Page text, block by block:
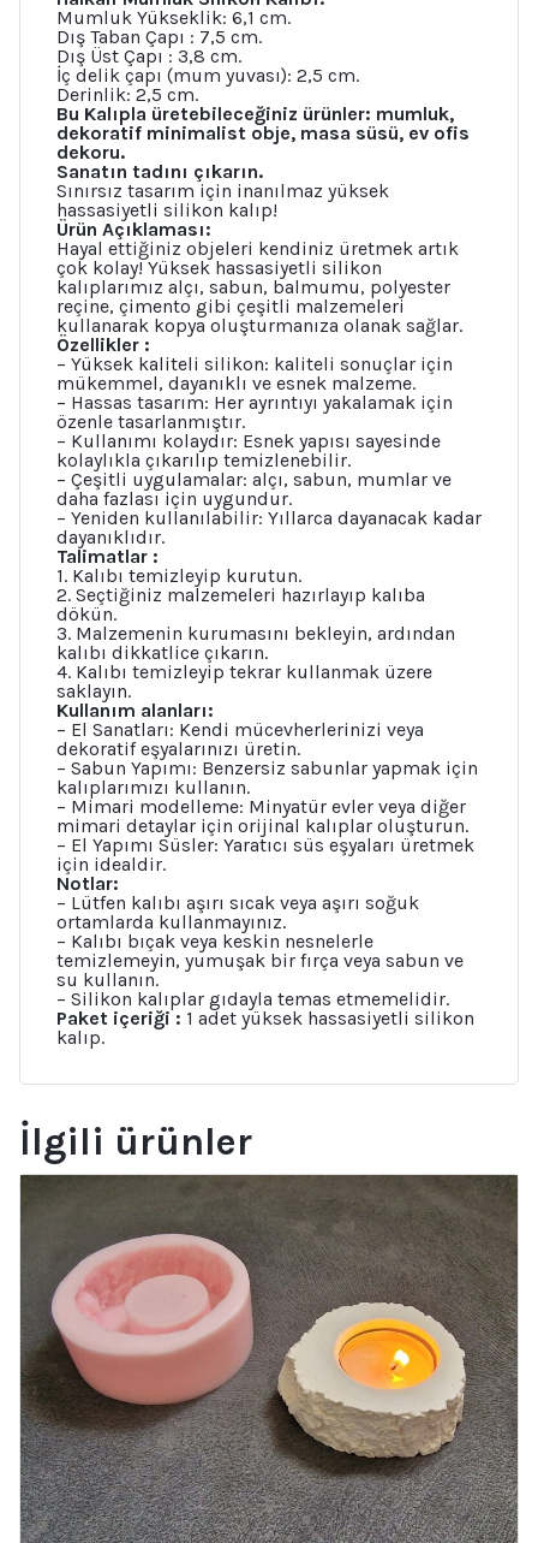
Kalıbı
adet
Mumluk Yükseklik: 6,1 cm.
Dış Taban Çapı : 7,5 cm.
Dış Üst Çapı : 3,8 cm.
İç delik çapı (mum yuvası): 2,5 cm.
Derinlik: 2,5 cm.
Bu Kalıpla üretebileceğiniz ürünler: mumluk,
dekoratif minimalist obje, masa süsü, ev ofis
dekoru.
Sanatın tadını çıkarın.
Sınırsız tasarım için inanılmaz yüksek
hassasiyetli silikon kalıp!
Ürün Açıklaması:
Hayal ettiğiniz objeleri kendiniz üretmek artık
çok kolay! Yüksek hassasiyetli silikon
kalıplarımız alçı, sabun, balmumu, polyester
reçine, çimento gibi çeşitli malzemeleri
kullanarak kopya oluşturmanıza olanak sağlar.
Özellikler :
– Yüksek kaliteli silikon: kaliteli sonuçlar için
mükemmel, dayanıklı ve esnek malzeme.
– Hassas tasarım: Her ayrıntıyı yakalamak için
özenle tasarlanmıştır.
– Kullanımı kolaydır: Esnek yapısı sayesinde
kolaylıkla çıkarılıp temizlenebilir.
– Çeşitli uygulamalar: alçı, sabun, mumlar ve
daha fazlası için uygundur.
– Yeniden kullanılabilir: Yıllarca dayanacak kadar
dayanıklıdır.
Talimatlar :
1. Kalıbı temizleyip kurutun.
2. Seçtiğiniz malzemeleri hazırlayıp kalıba
dökün.
3. Malzemenin kurumasını bekleyin, ardından
kalıbı dikkatlice çıkarın.
4. Kalıbı temizleyip tekrar kullanmak üzere
saklayın.
Kullanım alanları:
– El Sanatları: Kendi mücevherlerinizi veya
dekoratif eşyalarınızı üretin.
– Sabun Yapımı: Benzersiz sabunlar yapmak için
kalıplarımızı kullanın.
– Mimari modelleme: Minyatür evler veya diğer
mimari detaylar için orijinal kalıplar oluşturun.
– El Yapımı Süsler: Yaratıcı süs eşyaları üretmek
için idealdir.
Notlar:
– Lütfen kalıbı aşırı sıcak veya aşırı soğuk
ortamlarda kullanmayınız.
– Kalıbı bıçak veya keskin nesnelerle
temizlemeyin, yumuşak bir fırça veya sabun ve
su kullanın.
– Silikon kalıplar gıdayla temas etmemelidir.
Paket içeriği : 1 adet yüksek hassasiyetli silikon
kalıp.
İlgili ürünler